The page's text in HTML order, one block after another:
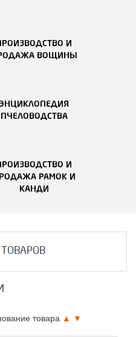
И
ВОЩИНЫ
ЭНЦИКЛОПЕДИЯ
ПЧЕЛОВОДСТВА
И
РАМОК И
КАНДИ
ТОВАРОВ
товара ▲ ▼